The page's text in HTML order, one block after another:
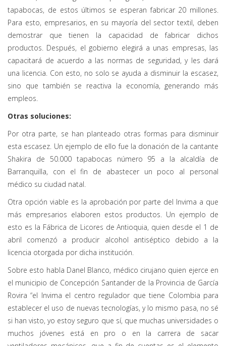
tapabocas, de estos últimos se esperan fabricar 20 millones.
Para esto, empresarios, en su mayoría del sector textil, deben
demostrar que tienen la capacidad de fabricar dichos
productos. Después, el gobierno elegirá a unas empresas, las
capacitará de acuerdo a las normas de seguridad, y les dará
una licencia. Con esto, no solo se ayuda a disminuir la escasez,
sino que también se reactiva la economía, generando más
empleos.
Otras soluciones:
Por otra parte, se han planteado otras formas para disminuir
esta escasez. Un ejemplo de ello fue la donación de la cantante
Shakira de 50.000 tapabocas número 95 a la alcaldía de
Barranquilla, con el fin de abastecer un poco al personal
médico su ciudad natal.
Otra opción viable es la aprobación por parte del Invima a que
más empresarios elaboren estos productos. Un ejemplo de
esto es la Fábrica de Licores de Antioquia, quien desde el 1 de
abril comenzó a producir alcohol antiséptico debido a la
licencia otorgada por dicha institución.
Sobre esto habla Danel Blanco, médico cirujano quien ejerce en
el municipio de Concepción Santander de la Provincia de García
Rovira “el Invima el centro regulador que tiene Colombia para
establecer el uso de nuevas tecnologías, y lo mismo pasa, no sé
si han visto, yo estoy seguro que sí, que muchas universidades o
muchos jóvenes está en pro o en la carrera de sacar